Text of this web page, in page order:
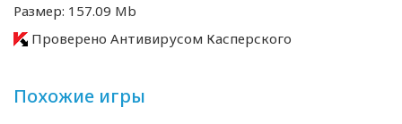
Размер: 157.09 Mb
Проверено Антивирусом Касперского
Похожие игры